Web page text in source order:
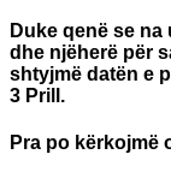
Duke qenë se na
dhe njëherë për
shtyjmë datën e
3 Prill.
Pra po kërkojmë